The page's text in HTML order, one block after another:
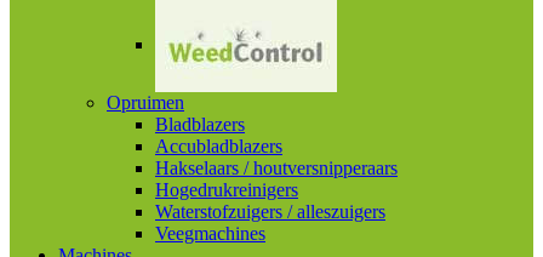
Opruimen
Bladblazers
Accubladblazers
Hakselaars / houtversnipperaars
Hogedrukreinigers
Waterstofzuigers / alleszuigers
Veegmachines